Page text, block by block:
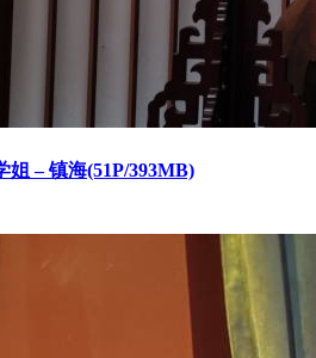
姐 – 镇海(51P/393MB)